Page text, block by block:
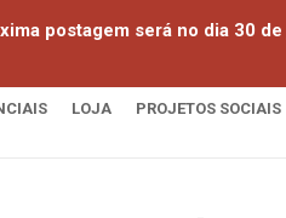
LOJA PROJETOS SOCIAIS
postagem será no dia 30